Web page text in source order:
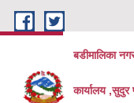
Skip to main content
बडीमालिका
कार्यालय